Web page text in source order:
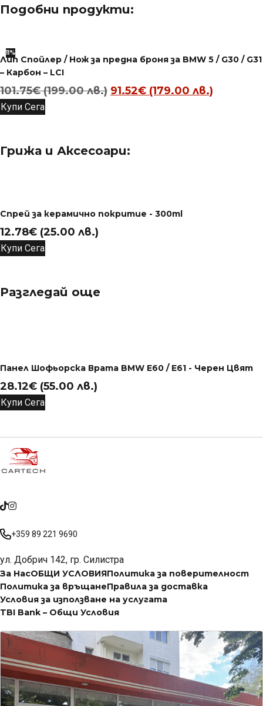
Подобни продукти:
11%
Лип Спойлер / Нож за предна броня за BMW 5 / G30 / G31
– Карбон – LCI
101.75€ (199.00 лв.) Original
(199.00
91.52€ (179.00 лв.)
Купи Сега
Грижа и Аксесоари:
Спрей за керамично покритие - 300ml
12.78€ (25.00 лв.)
Купи Сега
Разгледай още
Панел Шофьорска Врата BMW E60 / E61 - Черен Цвят
28.12€ (55.00 лв.)
Купи Сега
+359 89 221 9690
ул. Добрич 142, гр. Силистра
За НасОБЩИ УСЛОВИЯПолитика за поверителност
Политика за връщанеПравила за доставка
Условия за използване на услугата
TBI Bank – Общи Условия